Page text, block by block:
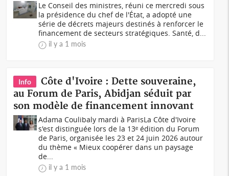
Le Conseil des ministres, réuni ce mercredi sous
la présidence du chef de l'État, a adopté une
série de décrets majeurs destinés à renforcer le
financement de secteurs stratégiques. Santé, d...
il y a 1 mois
Info
Côte d'Ivoire : Dette souveraine,
au Forum de Paris, Abidjan séduit par
son modèle de financement innovant
Adama Coulibaly mardi à ParisLa Côte d'Ivoire
s'est distinguée lors de la 13ᵉ édition du Forum
de Paris, organisée les 23 et 24 juin 2026 autour
du thème « Mieux coopérer dans un paysage
de...
il y a 1 mois